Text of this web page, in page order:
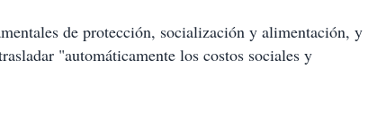
de protección, socialización y alimentación, y
"automáticamente los costos sociales y